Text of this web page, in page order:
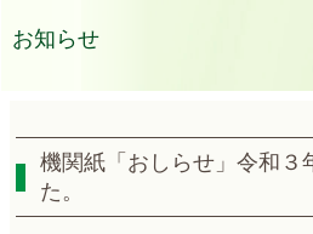
お知らせ
機関紙「おしらせ」令和３
た。